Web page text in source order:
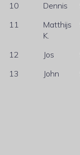
10
Dennis
11
Matthijs
K.
12 Jos
13
John